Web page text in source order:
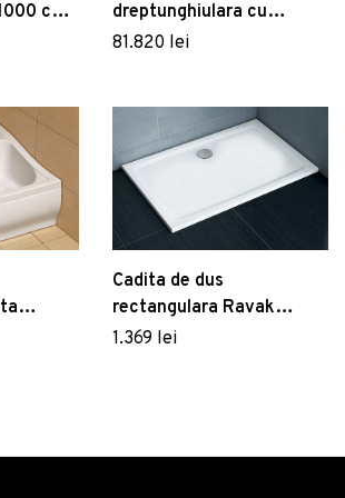
cu
dreptunghiulara cu
hidromasaj si sauna
cadita joasa 4.5cm
interior alb mat finisaj
Pearl Grey
81.820 lei
80x80
Cadita de dus
rectangulara Ravak
Gigant Pro Flat 100x80cm
1.369 lei